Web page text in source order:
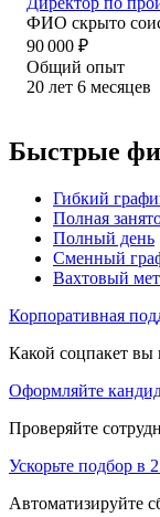
ФИО скрыто
90 000 ₽
Общий опыт
20 лет 6 месяцев
Быстрые
Гибкий
Полная
Полный день
Сменный
Вахтовый
Корпоративная
Какой соцпакет вы
Оформляйте
Проверяйте
Ускорьте подбор в
Автоматизируйте